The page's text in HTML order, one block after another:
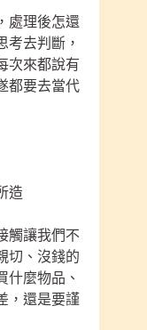
處理後怎還
考去判斷，
次來都說有
都要去當代
造
觸讓我們不
切、沒錢的
什麼物品、
，還是要謹